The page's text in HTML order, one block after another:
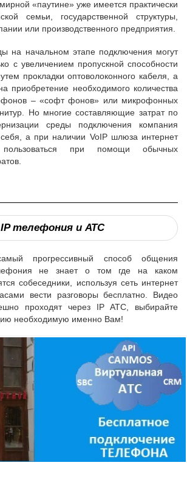
«паутине» уже имеется практически
семьи, государственной структуры,
или производственного предприятия.
на начальном этапе подключения могут
с увеличением пропускной способности
прокладки оптоволоконного кабеля, а
приобретение необходимого количества
– «софт фонов» или микрофонных
Но многие составляющие затрат по
среды подключения компания
а при наличии VoIP шлюза интернет
при помощи обычных
IP телефония и АТС
прогрессивный способ общения
не знает о том где на каком
собеседники, используя сеть интернет
вести разговоры бесплатно. Видео
проходят через IP АТС, выбирайте
необходимую именно Вам!